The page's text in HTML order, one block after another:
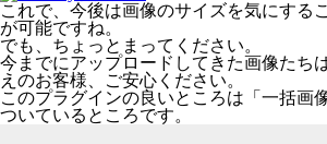
これで、今後は画像のサイズを気にする
が可能ですね。
でも、ちょっとまってください。
今までにアップロードしてきた画像たち
えのお客様、ご安心ください。
このプラグインの良いところは「一括画
ついているところです。